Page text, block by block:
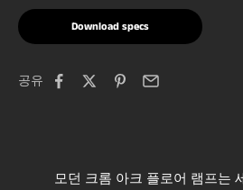
Download specs
공유
모던 크롬 아크 플로어 램프는